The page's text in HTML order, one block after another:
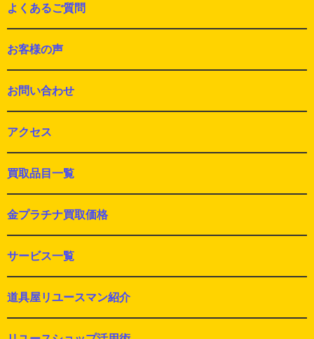
よくあるご質問
お客様の声
お問い合わせ
アクセス
買取品目一覧
金プラチナ買取価格
サービス一覧
道具屋リユースマン紹介